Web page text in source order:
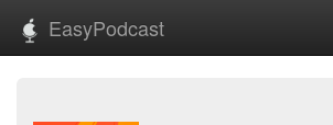
EasyPodcast